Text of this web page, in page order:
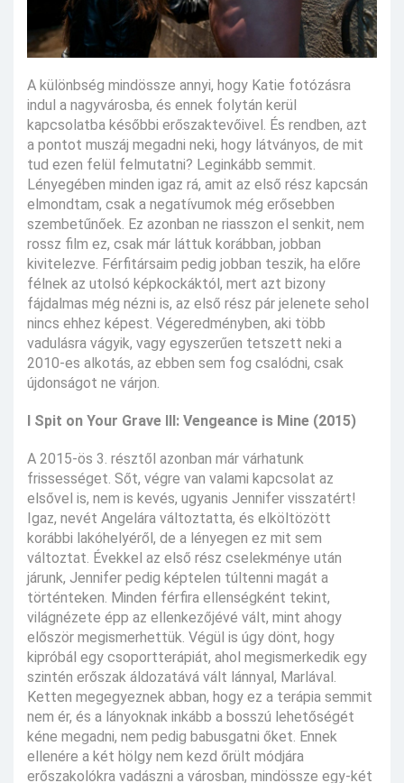
A különbség mindössze annyi, hogy Katie fotózásra
indul a nagyvárosba, és ennek folytán kerül
kapcsolatba későbbi erőszaktevőivel. És rendben, azt
a pontot muszáj megadni neki, hogy látványos, de mit
tud ezen felül felmutatni? Leginkább semmit.
Lényegében minden igaz rá, amit az első rész kapcsán
elmondtam, csak a negatívumok még erősebben
szembetűnőek. Ez azonban ne riasszon el senkit, nem
rossz film ez, csak már láttuk korábban, jobban
kivitelezve. Férfitársaim pedig jobban teszik, ha előre
félnek az utolsó képkockáktól, mert azt bizony
fájdalmas még nézni is, az első rész pár jelenete sehol
nincs ehhez képest. Végeredményben, aki több
vadulásra vágyik, vagy egyszerűen tetszett neki a
2010-es alkotás, az ebben sem fog csalódni, csak
újdonságot ne várjon.
I Spit on Your Grave III: Vengeance is Mine (2015)
A 2015-ös 3. résztől azonban már várhatunk
frissességet. Sőt, végre van valami kapcsolat az
elsővel is, nem is kevés, ugyanis Jennifer visszatért!
Igaz, nevét Angelára változtatta, és elköltözött
korábbi lakóhelyéről, de a lényegen ez mit sem
változtat. Évekkel az első rész cselekménye után
járunk, Jennifer pedig képtelen túltenni magát a
történteken. Minden férfira ellenségként tekint,
világnézete épp az ellenkezőjévé vált, mint ahogy
először megismerhettük. Végül is úgy dönt, hogy
kipróbál egy csoportterápiát, ahol megismerkedik egy
szintén erőszak áldozatává vált lánnyal, Marlával.
Ketten megegyeznek abban, hogy ez a terápia semmit
nem ér, és a lányoknak inkább a bosszú lehetőségét
kéne megadni, nem pedig babusgatni őket. Ennek
ellenére a két hölgy nem kezd őrült módjára
erőszakolókra vadászni a városban, mindössze egy-két